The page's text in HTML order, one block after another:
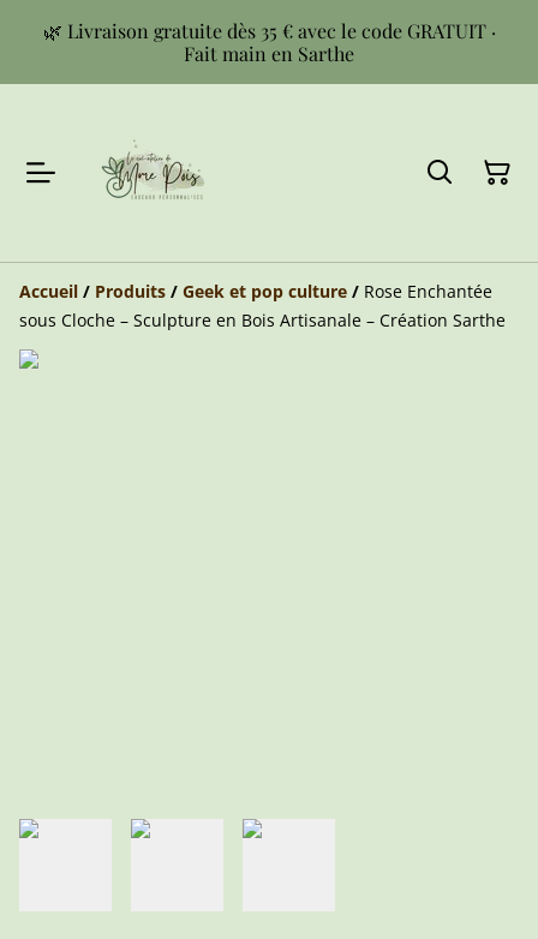
🌿 Livraison gratuite dès 35 € avec le code GRATUIT ·
Fait main en Sarthe
Accueil / Produits / Geek et pop culture / Rose Enchantée
sous Cloche – Sculpture en Bois Artisanale – Création Sarthe